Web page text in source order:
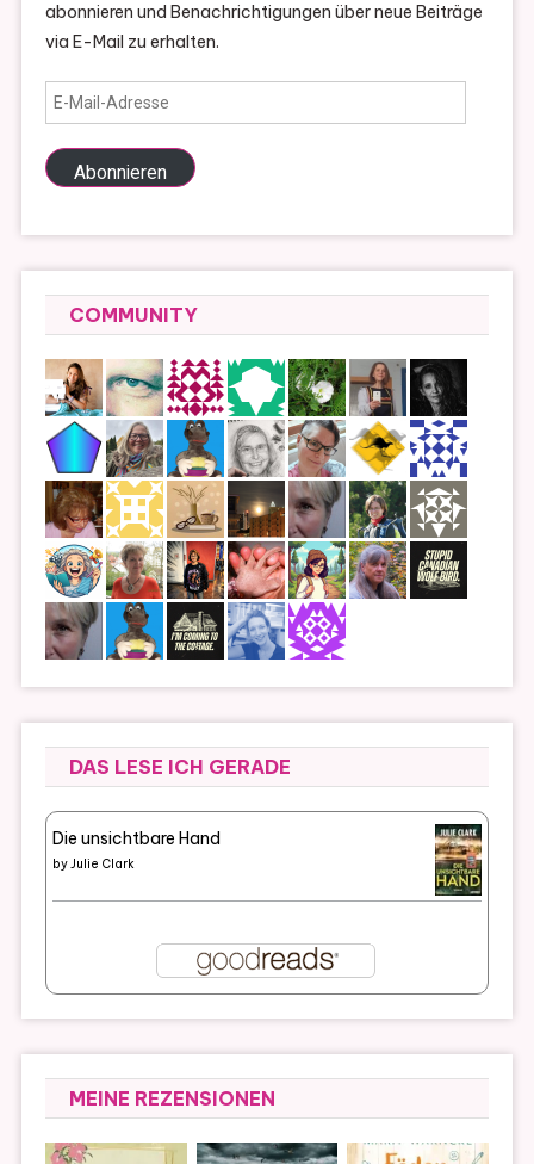
abonnieren und Benachrichtigungen über neue Beiträge
via E-Mail zu erhalten.
E-
Mail-
Adresse
Abonnieren
COMMUNITY
DAS LESE ICH GERADE
Die unsichtbare Hand
byJulie Clark
MEINE REZENSIONEN